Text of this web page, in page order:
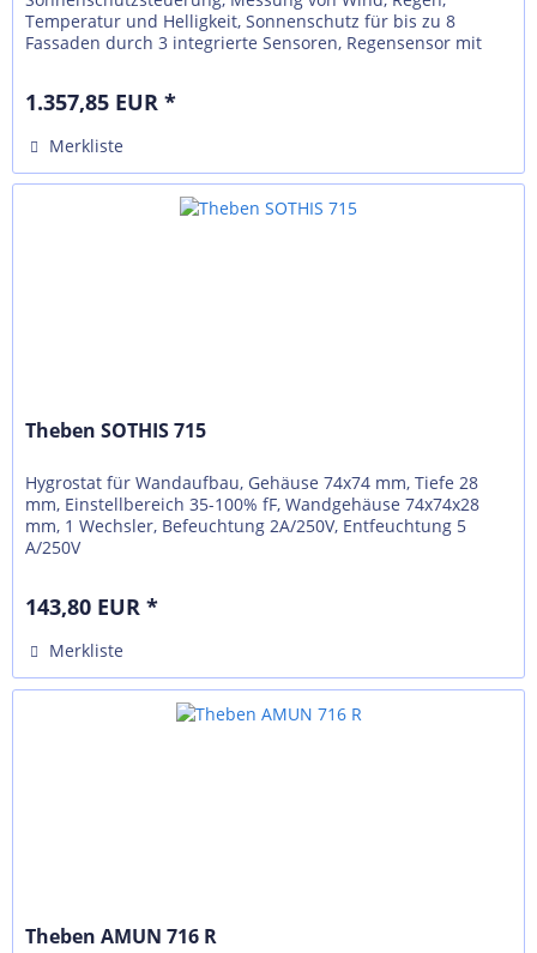
Temperatur und Helligkeit, Sonnenschutz für bis zu 8
Fassaden durch 3 integrierte Sensoren, Regensensor mit
1.357,85 EUR *
Merkliste
Theben SOTHIS 715
Hygrostat für Wandaufbau, Gehäuse 74x74 mm, Tiefe 28
mm, Einstellbereich 35-100% fF, Wandgehäuse 74x74x28
mm, 1 Wechsler, Befeuchtung 2A/250V, Entfeuchtung 5
A/250V
143,80 EUR *
Merkliste
Theben AMUN 716 R